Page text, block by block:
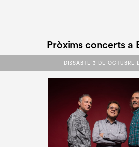
Pròxims concerts a
DISSABTE 3 DE OCTUBRE
DISSABTE 3 DE OCTUBRE